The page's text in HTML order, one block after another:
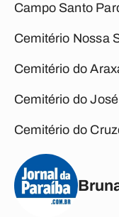
Campo Santo
Cemitério Nossa
Cemitério do
Cemitério do
Cemitério do